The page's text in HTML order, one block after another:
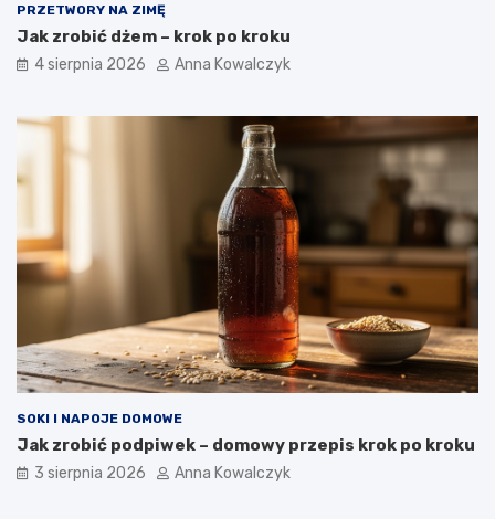
PRZETWORY NA ZIMĘ
Jak zrobić dżem – krok po kroku
4 sierpnia 2026 Anna Kowalczyk
SOKI I NAPOJE DOMOWE
Jak zrobić podpiwek – domowy przepis krok po kroku
3 sierpnia 2026 Anna Kowalczyk